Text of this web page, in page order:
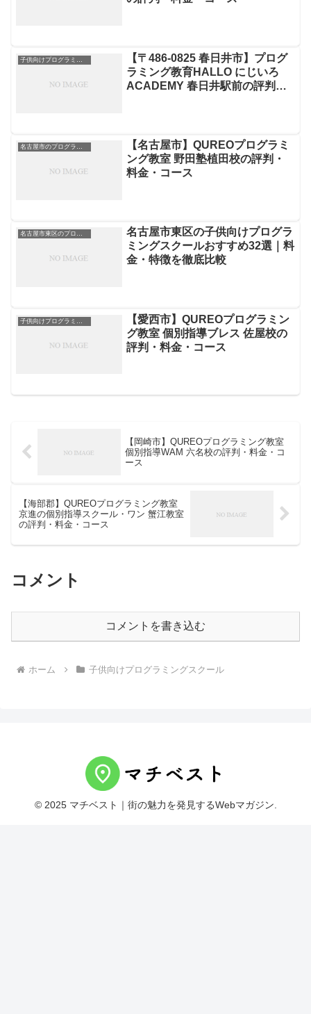
【〒486-0825 春日井市】プログ
ラミング教育HALLO にじいろ
ACADEMY 春日井駅前の評判・
名古屋市のプログラミングスクール
【名古屋市】QUREOプログラミ
ング教室 野田塾植田校の評判・
料金・コース
名古屋市東区のプログラミングスクール
名古屋市東区の子供向けプログラ
ミングスクールおすすめ32選｜料
金・特徴を徹底比較
【愛西市】QUREOプログラミン
グ教室 個別指導ブレス 佐屋校の
評判・料金・コース
【岡崎市】QUREOプログラミング教室
個別指導WAM 六名校の評判・料金・コ
ース
【海部郡】QUREOプログラミング教室
京進の個別指導スクール・ワン 蟹江教室
の評判・料金・コース
コメント
コメントを書き込む
ホーム 子供向けプログラミングスクール
© 2025 マチベスト｜街の魅力を発見するWebマガジン.